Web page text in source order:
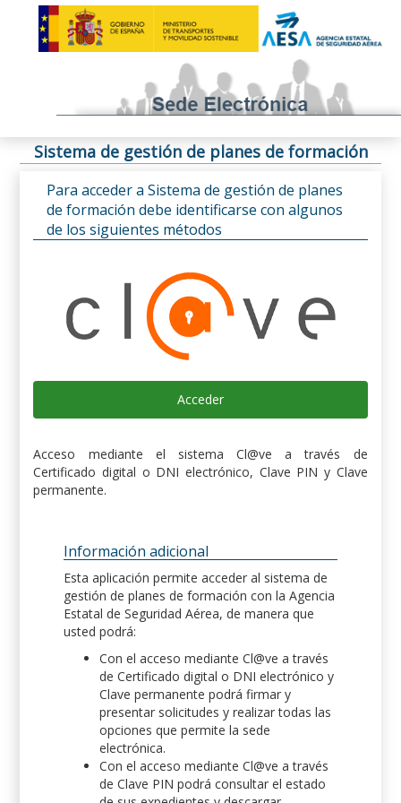
Sistema de gestión de planes de formación
Para acceder a Sistema de gestión de planes
de formación debe identificarse con algunos
de los siguientes métodos
Acceder
Acceso mediante el sistema Cl@ve a través de
Certificado digital o DNI electrónico, Clave PIN y Clave
permanente.
Información adicional
Esta aplicación permite acceder al sistema de
gestión de planes de formación con la Agencia
Estatal de Seguridad Aérea, de manera que
usted podrá:
Con el acceso mediante Cl@ve a través
de Certificado digital o DNI electrónico y
Clave permanente podrá firmar y
presentar solicitudes y realizar todas las
opciones que permite la sede
electrónica.
Con el acceso mediante Cl@ve a través
de Clave PIN podrá consultar el estado